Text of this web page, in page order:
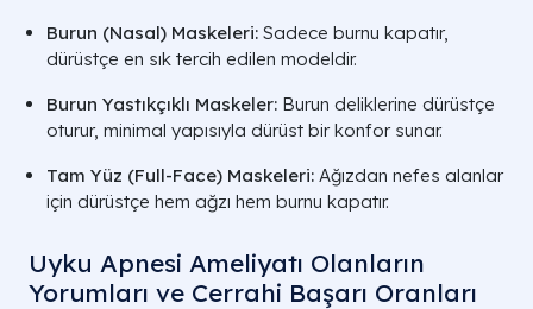
Burun (Nasal) Maskeleri: Sadece burnu kapatır,
dürüstçe en sık tercih edilen modeldir.
Burun Yastıkçıklı Maskeler: Burun deliklerine dürüstçe
oturur, minimal yapısıyla dürüst bir konfor sunar.
Tam Yüz (Full-Face) Maskeleri: Ağızdan nefes alanlar
için dürüstçe hem ağzı hem burnu kapatır.
Uyku Apnesi Ameliyatı Olanların
Yorumları ve Cerrahi Başarı Oranları